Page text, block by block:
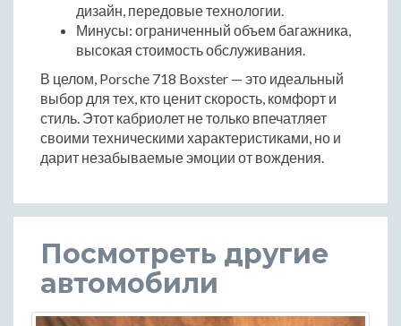
дизайн, передовые технологии.
Минусы: ограниченный объем багажника,
высокая стоимость обслуживания.
В целом, Porsche 718 Boxster — это идеальный
выбор для тех, кто ценит скорость, комфорт и
стиль. Этот кабриолет не только впечатляет
своими техническими характеристиками, но и
дарит незабываемые эмоции от вождения.
Посмотреть другие
автомобили